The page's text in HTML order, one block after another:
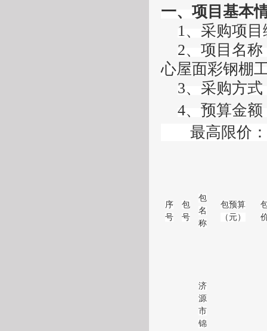
一、项目基本
1、采购项目
2、 项目名称
心屋面彩钢棚
3、 采购方
4、 预算金额
最高限价：
序
号
包
号
包
名
称
包预算
（元）
济
源
市
锦